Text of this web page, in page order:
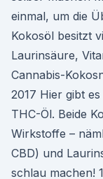
einmal, um die
Kokosöl besitzt
Laurinsäure,
Cannabis-
2017 Hier gibt
THC-Öl. Beide
Wirkstoffe –
CBD) und
schlau machen!